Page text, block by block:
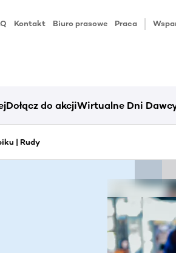
Kontakt Biuro prasowe Praca
Dołącz do akcjiWirtualne Dni
| Rudy